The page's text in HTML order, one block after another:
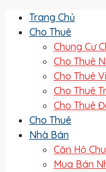
Trang Chủ
Cho Thuê
Chung Cư
Cho Thuê
Cho Thuê
Cho Thuê
Cho Thuê
Cho Thuê
Nhà Bán
Căn Hộ
Mua Bán